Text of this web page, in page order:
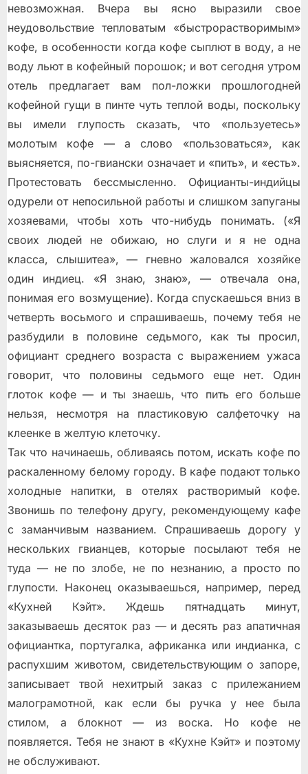
невозможная. Вчера вы ясно выразили свое
неудовольствие тепловатым «быстрорастворимым»
кофе, в особенности когда кофе сыплют в воду, а не
воду льют в кофейный порошок; и вот сегодня утром
отель предлагает вам пол-ложки прошлогодней
кофейной гущи в пинте чуть теплой воды, поскольку
вы имели глупость сказать, что «пользуетесь»
молотым кофе — а слово «пользоваться», как
выясняется, по-гвиански означает и «пить», и «есть».
Протестовать бессмысленно. Официанты-индийцы
одурели от непосильной работы и слишком запуганы
хозяевами, чтобы хоть что-нибудь понимать. («Я
своих людей не обижаю, но слуги и я не одна
класса, слышитеа», — гневно жаловался хозяйке
один индиец. «Я знаю, знаю», — отвечала она,
понимая его возмущение). Когда спускаешься вниз в
четверть восьмого и спрашиваешь, почему тебя не
разбудили в половине седьмого, как ты просил,
официант среднего возраста с выражением ужаса
говорит, что половины седьмого еще нет. Один
глоток кофе — и ты знаешь, что пить его больше
нельзя, несмотря на пластиковую салфеточку на
клеенке в желтую клеточку.
Так что начинаешь, обливаясь потом, искать кофе по
раскаленному белому городу. В кафе подают только
холодные напитки, в отелях растворимый кофе.
Звонишь по телефону другу, рекомендующему кафе
с заманчивым названием. Спрашиваешь дорогу у
нескольких гвианцев, которые посылают тебя не
туда — не по злобе, не по незнанию, а просто по
глупости. Наконец оказываешься, например, перед
«Кухней Кэйт». Ждешь пятнадцать минут,
заказываешь десяток раз — и десять раз апатичная
официантка, португалка, африканка или индианка, с
распухшим животом, свидетельствующим о запоре,
записывает твой нехитрый заказ с прилежанием
малограмотной, как если бы ручка у нее была
стилом, а блокнот — из воска. Но кофе не
появляется. Тебя не знают в «Кухне Кэйт» и поэтому
не обслуживают.